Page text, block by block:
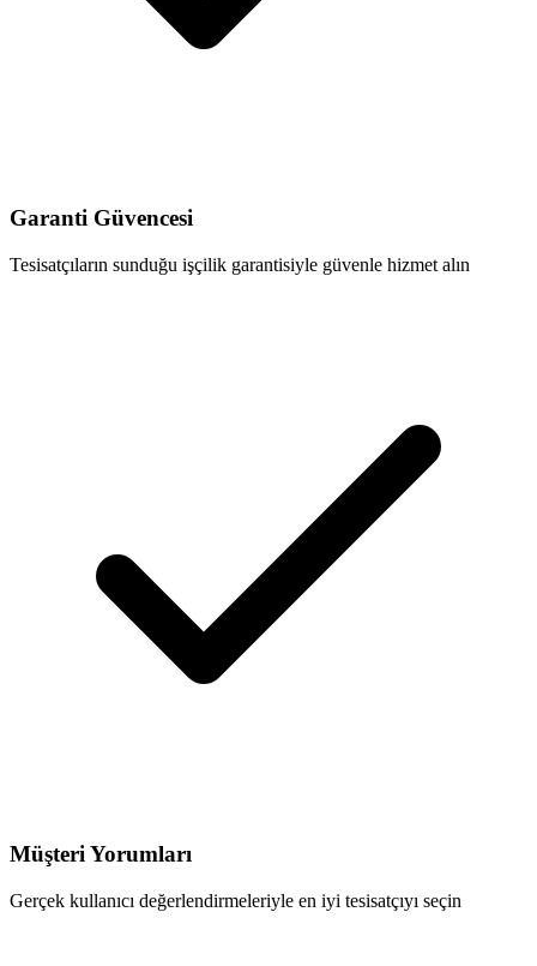
Garanti Güvencesi
Tesisatçıların sunduğu işçilik garantisiyle güvenle hizmet alın
Müşteri Yorumları
Gerçek kullanıcı değerlendirmeleriyle en iyi tesisatçıyı seçin